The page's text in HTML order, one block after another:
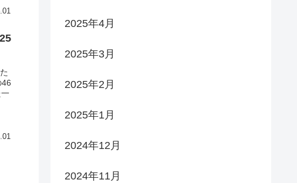
46
2025年4月
2025年3月
2025年2月
2025年1月
2024年12月
2024年11月